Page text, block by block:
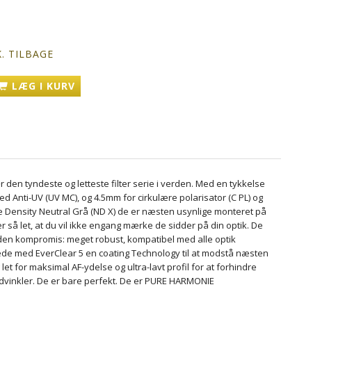
TILBAGE
LÆG I KURV
den tyndeste og letteste filter serie i verden. Med en tykkelse
Anti-UV (UV MC), og 4.5mm for cirkulære polarisator (C PL) og
Density Neutral Grå (ND X) de er næsten usynlige monteret på
så let, at du vil ikke engang mærke de sidder på din optik. De
kompromis: meget robust, kompatibel med alle optik
med EverClear 5 en coating Technology til at modstå næsten
for maksimal AF-ydelse og ultra-lavt profil for at forhindre
De er bare perfekt. De er PURE HARMONIE